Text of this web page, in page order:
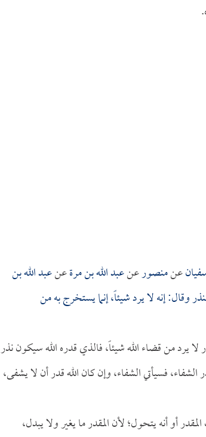
عنمنصورعنعبد الله بن مرةعنعبد الله بن
وقال: إنه لا يرد شيئاً، إنما يستخرج به من
يرد من قضاء الله شيئاً، فالذي قدره الله سيكون نذر
الشفاء، فسيأتي الشفاء، وإن كان الله قدر أن لا يشفى،
أو أنه يتحول؛ لأن المقدر ما يغير ولا يبدل،